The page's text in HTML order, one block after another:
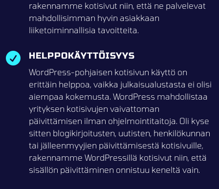
rakennamme kotisivut niin, että ne palvelevat
mahdollisimman hyvin asiakkaan
liiketoiminnallisia tavoitteita.
 HELPPOKÄYTTÖISYYS
WordPress-pohjaisen kotisivun käyttö on
erittäin helppoa, vaikka julkaisualustasta ei olisi
aiempaa kokemusta. WordPress mahdollistaa
yrityksen kotisivujen vaivattoman
päivittämisen ilman ohjelmointitaitoja. Oli kyse
sitten blogikirjoitusten, uutisten, henkilökunnan
tai jälleenmyyjien päivittämisestä kotisivuille,
rakennamme WordPressillä kotisivut niin, että
sisällön päivittäminen onnistuu keneltä vain.